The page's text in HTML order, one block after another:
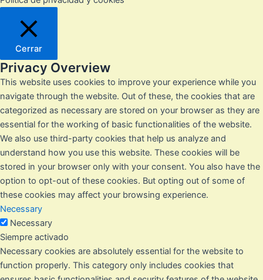
Cerrar
Privacy Overview
This website uses cookies to improve your experience while you
navigate through the website. Out of these, the cookies that are
categorized as necessary are stored on your browser as they are
essential for the working of basic functionalities of the website.
We also use third-party cookies that help us analyze and
understand how you use this website. These cookies will be
stored in your browser only with your consent. You also have the
option to opt-out of these cookies. But opting out of some of
these cookies may affect your browsing experience.
Necessary
Necessary
Siempre activado
Necessary cookies are absolutely essential for the website to
function properly. This category only includes cookies that